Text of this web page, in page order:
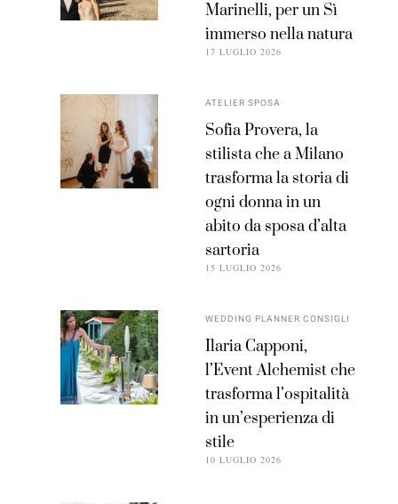
Marinelli, per un Sì
immerso nella natura
17 LUGLIO 2026
ATELIER SPOSA
Sofia Provera, la
stilista che a Milano
trasforma la storia di
ogni donna in un
abito da sposa d’alta
sartoria
15 LUGLIO 2026
WEDDING PLANNER CONSIGLI
Ilaria Capponi,
l’Event Alchemist che
trasforma l’ospitalità
in un’esperienza di
stile
10 LUGLIO 2026